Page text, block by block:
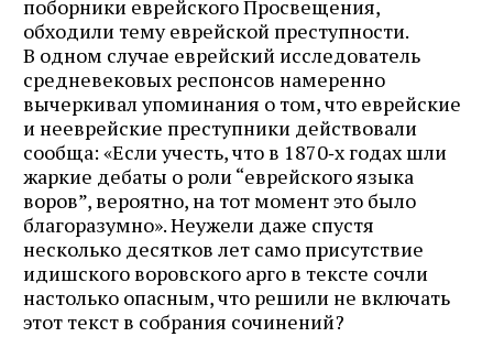
поборники еврейского Просвещения,
обходили тему еврейской преступности.
В одном случае еврейский исследователь
средневековых респонсов намеренно
вычеркивал упоминания о том, что еврейские
и нееврейские преступники действовали
сообща: «Если учесть, что в 1870‑х годах шли
жаркие дебаты о роли “еврейского языка
воров”, вероятно, на тот момент это было
благоразумно». Неужели даже спустя
несколько десятков лет само присутствие
идишского воровского арго в тексте сочли
настолько опасным, что решили не включать
этот текст в собрания сочинений?